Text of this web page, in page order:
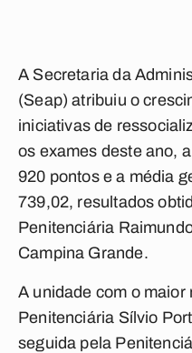
A Secretaria da
(Seap) atribuiu o
iniciativas de
os exames deste ano,
920 pontos e a média
739,02, resultados
Penitenciária
Campina Grande.
A unidade com o
Penitenciária Sílvio
seguida pela